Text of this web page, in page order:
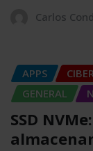
Carlos
APPS
GENERAL
SSD